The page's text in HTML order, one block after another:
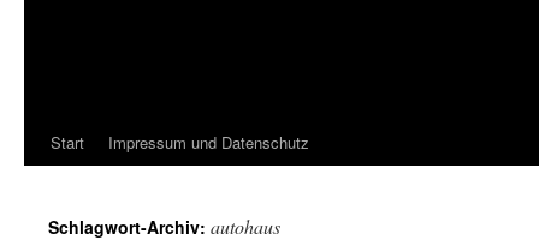
Start Impressum und Datenschutz
Schlagwort-Archiv: autohaus